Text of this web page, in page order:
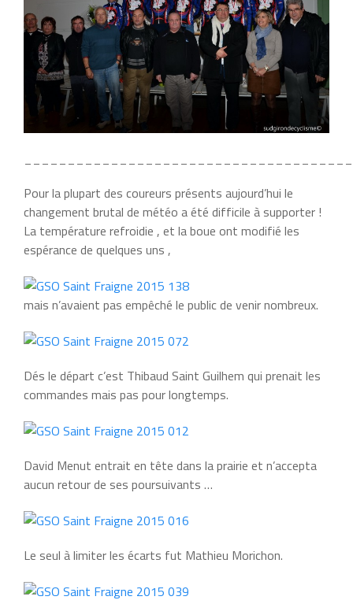
Pour la plupart des coureurs présents aujourd’hui le
changement brutal de météo a été difficile à supporter !
La température refroidie , et la boue ont modifié les
espérance de quelques uns ,
mais n’avaient pas empêché le public de venir nombreux.
Dés le départ c’est Thibaud Saint Guilhem qui prenait les
commandes mais pas pour longtemps.
David Menut entrait en tête dans la prairie et n’accepta
aucun retour de ses poursuivants …
Le seul à limiter les écarts fut Mathieu Morichon.